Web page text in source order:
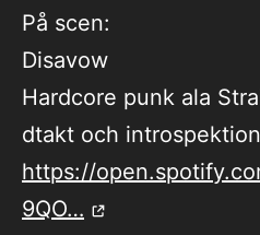
På scen:
Disavow
Hardcore punk ala
dtakt och
https://
9QO…